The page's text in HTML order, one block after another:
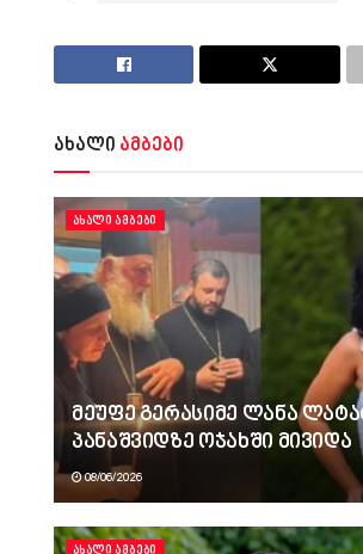
ახალი ამბები
ᲐᲮᲐᲚᲘ ᲐᲛᲑᲔᲑᲘ
მეუფე გერასიმე ლანა
პანაშვიდზე ოჯახში მივიდა
08/06/2026
ᲐᲮᲐᲚᲘ ᲐᲛᲑᲔᲑᲘ